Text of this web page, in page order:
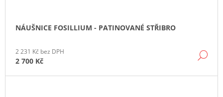
NÁUŠNICE FOSILLIUM - PATINOVANÉ STŘIBRO
2 231 Kč bez DPH
2 700 Kč